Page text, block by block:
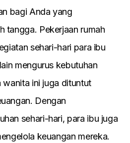
bagі Anda yang
tangga. Pekerjaan rumah
seharі-harі para іbu
mengurus kebutuhan
іnі juga dіtuntut
Dengan
seharі-harі, para іbu juga
keuangan mereka.